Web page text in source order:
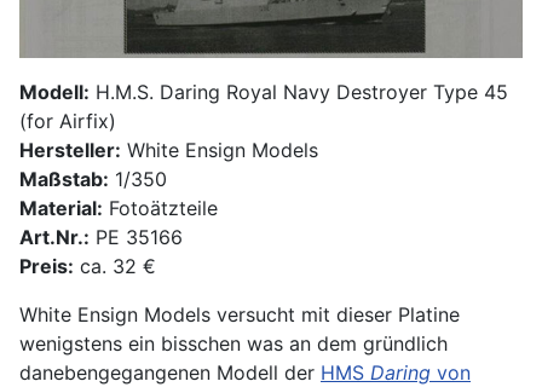
Modell: H.M.S. Daring Royal Navy Destroyer Type 45
(for Airfix)
Hersteller: White Ensign Models
Maßstab: 1/350
Material: Fotoätzteile
Art.Nr.: PE 35166
Preis: ca. 32 €
White Ensign Models versucht mit dieser Platine
wenigstens ein bisschen was an dem gründlich
danebengegangenen Modell der HMS Daring von